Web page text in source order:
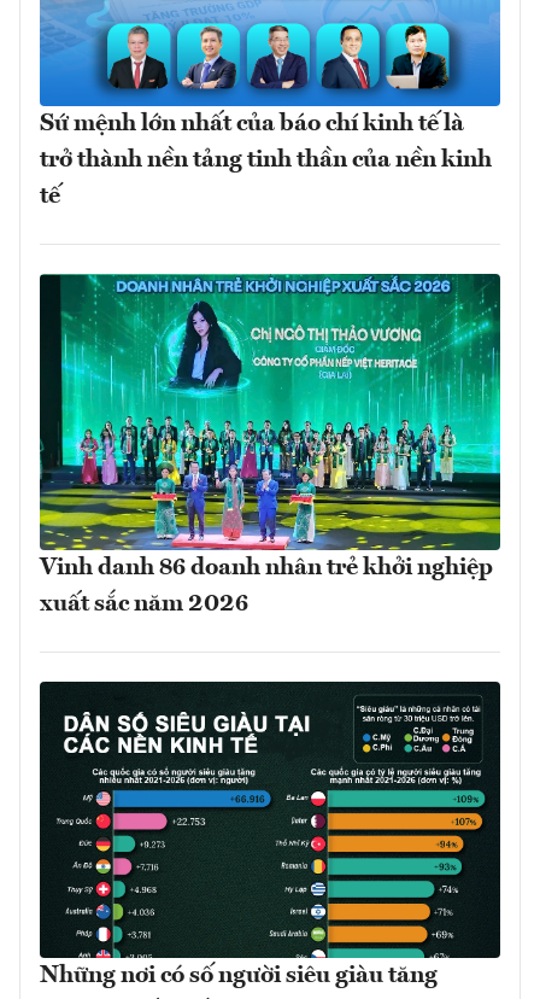
Sứ mệnh lớn nhất của báo chí kinh tế là
trở thành nền tảng tinh thần của nền kinh
tế
Vinh danh 86 doanh nhân trẻ khởi nghiệp
xuất sắc năm 2026
Những nơi có số người siêu giàu tăng